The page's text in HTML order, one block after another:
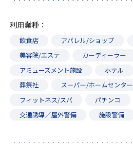
利用業種
飲食店 アパレル/ショップ
美容院/エステ
カーディーラー
アミューズメント施設
ホテル
葬祭社
スーパー/ホームセンター
フィットネス/スパ
パチンコ
交通誘導／屋外警備
施設警備